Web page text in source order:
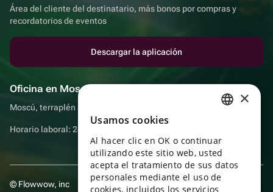
Área del cliente del destinatario, más bonos por compras y
recordatorios de eventos
Descargar la aplicación
Oficina en Moscú
Moscú, terraplén Sadovnicheskaya, 9, sala 2/3
Horario laboral: 24 horas
© Flowwow, inc
ENGLISH
UKRAINIAN
PORTUGUESE
×
Usamos cookies
Al hacer clic en OK o continuar
utilizando este sitio web, usted
acepta el tratamiento de sus datos
personales mediante el uso de
cookies, incluidos los servicios